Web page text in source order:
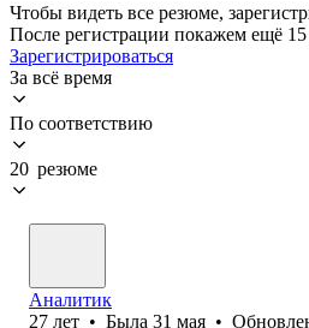
Чтобы видеть все резюме,
После регистрации покажем ещё
Зарегистрироваться
За всё время
По соответствию
20 резюме
Аналитик
27 лет • Была 31 мая •